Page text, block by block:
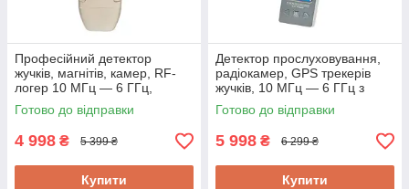
Професійний детектор
жучків, магнітів, камер, RF-
логер 10 МГц — 6 ГГц,
Protect M-616 Модель 7в1
Новинка!
Готово до відправки
4 998 ₴ 5 399 ₴
Купити
Детектор прослуховування,
радіокамер, GPS трекерів
жучків, 10 МГц — 6 ГГц з
логгером на 500 точок Protect
DS-996PRO
Готово до відправки
5 998 ₴ 6 299 ₴
Купити